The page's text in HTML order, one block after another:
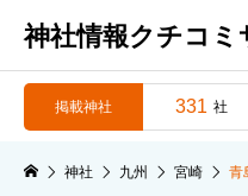
神社情報クチコミ
掲載神社 331 社
神社 九州 宮崎 青